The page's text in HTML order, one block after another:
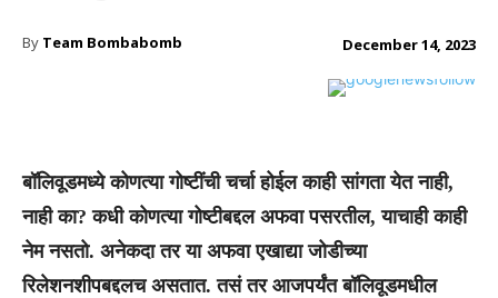
By Team Bombabomb December 14, 2023
बॉलिवूडमध्ये कोणत्या गोष्टींची चर्चा होईल काही सांगता येत नाही,
नाही का? कधी कोणत्या गोष्टीबद्दल अफवा पसरतील, याचाही काही
नेम नसतो. अनेकदा तर या अफवा एखाद्या जोडीच्या
रिलेशनशीपबद्दलच असतात. तसं तर आजपर्यंत बॉलिवूडमधील